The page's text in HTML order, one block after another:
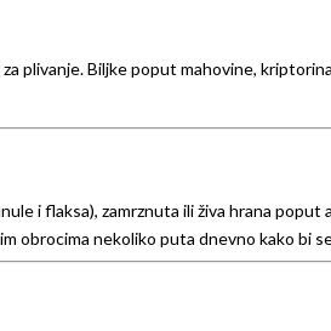
plivanje. Biljke poput mahovine,
i flaksa), zamrznuta ili živa hrana
obrocima nekoliko puta dnevno kako bi